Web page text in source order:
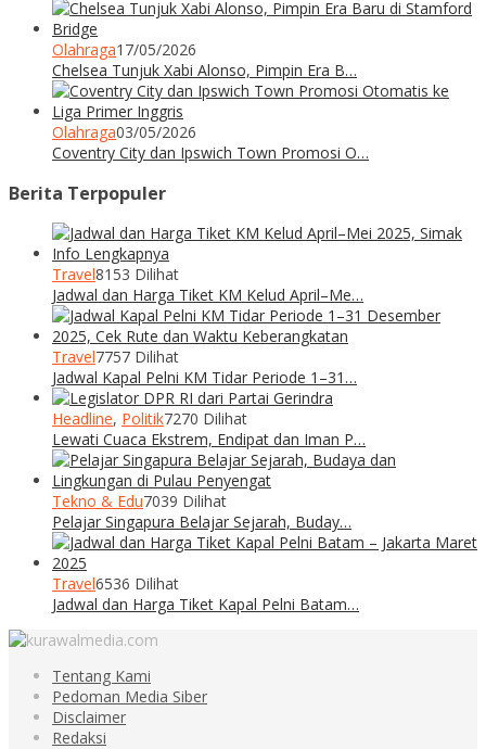
Olahraga17/05/2026
Chelsea Tunjuk Xabi Alonso, Pimpin Era B…
Olahraga03/05/2026
Coventry City dan Ipswich Town Promosi O…
Berita Terpopuler
Travel8153 Dilihat
Jadwal dan Harga Tiket KM Kelud April–Me…
Travel7757 Dilihat
Jadwal Kapal Pelni KM Tidar Periode 1–31…
Headline, Politik7270 Dilihat
Lewati Cuaca Ekstrem, Endipat dan Iman P…
Tekno & Edu7039 Dilihat
Pelajar Singapura Belajar Sejarah, Buday…
Travel6536 Dilihat
Jadwal dan Harga Tiket Kapal Pelni Batam…
Tentang Kami
Pedoman Media Siber
Disclaimer
Redaksi